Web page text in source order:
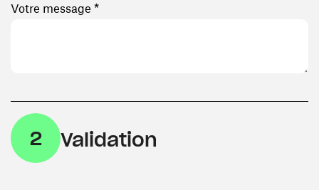
Votre message *
2 Validation